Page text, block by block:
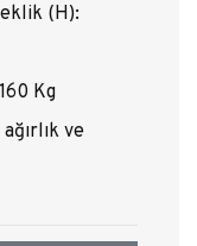
(H):
160 Kg
ve